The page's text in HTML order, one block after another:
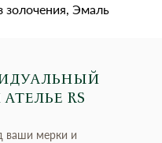
золочения, Эмаль
RS
ваши мерки и